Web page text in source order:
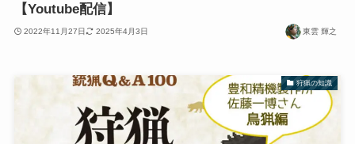
【Youtube配信】
2022年11月27日 2025年4月3日 東雲 輝之
狩猟の知識